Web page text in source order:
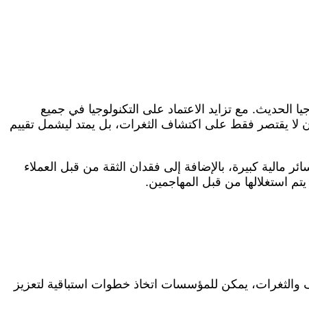
الحديث. مع تزايد الاعتماد على التكنولوجيا في جميع
لا يقتصر فقط على اكتشاف الثغرات، بل يمتد ليشمل تقييم
كبيرة، بالإضافة إلى فقدان الثقة من قبل العملاء
استغلالها من قبل المهاجمين.
يمكن للمؤسسات اتخاذ خطوات استباقية لتعزيز